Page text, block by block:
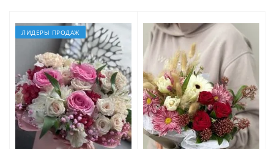
ЛИДЕРЫ ПРОДАЖ